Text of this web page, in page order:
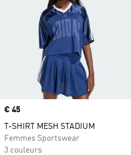
Prix
€ 45
T-SHIRT MESH STADIUM
Femmes Sportswear
3 couleurs